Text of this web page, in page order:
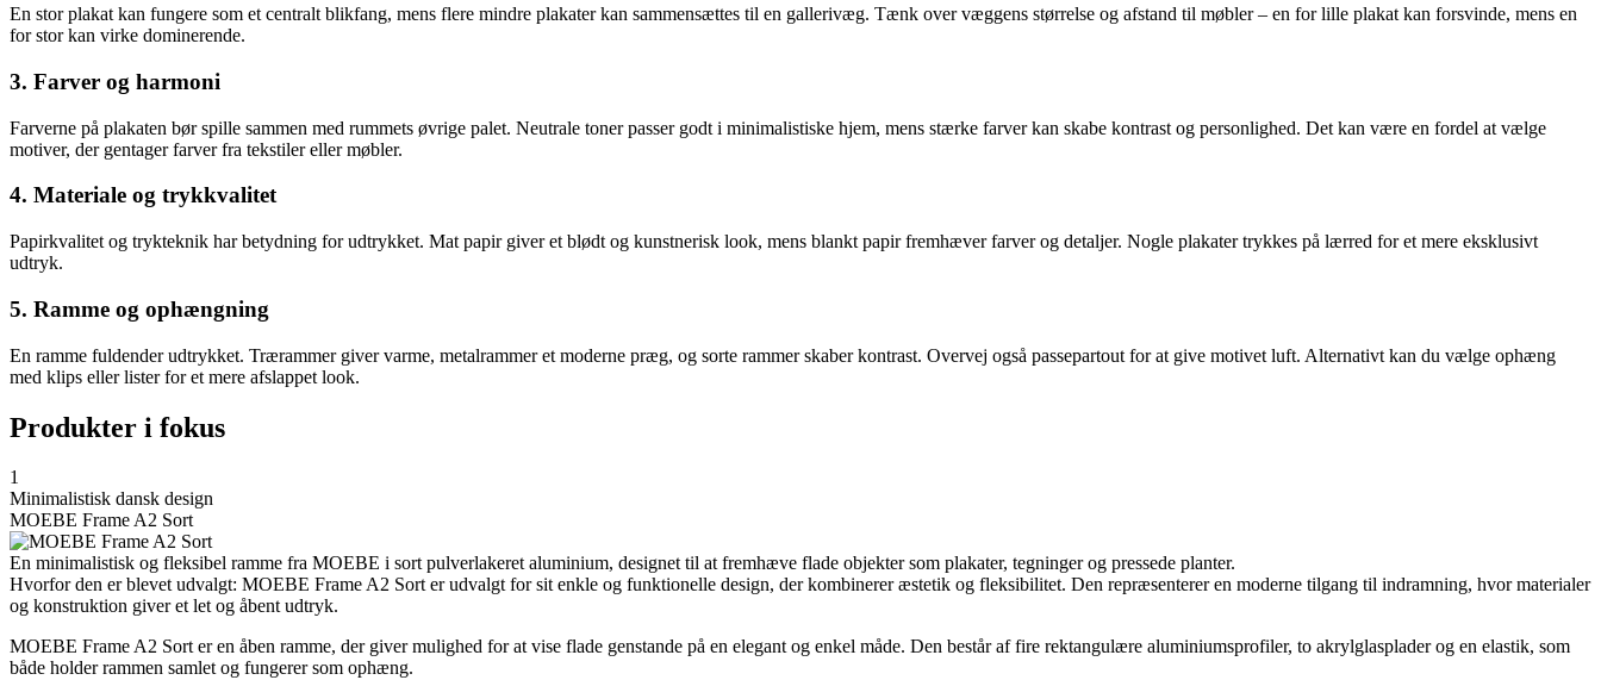
En stor plakat kan fungere som et centralt blikfang, mens flere mindre plakater kan sammensættes til en gallerivæg. Tænk over væggens størrelse og afstand til møbler – en for lille plakat kan forsvinde, mens en
for stor kan virke dominerende.
3. Farver og harmoni
Farverne på plakaten bør spille sammen med rummets øvrige palet. Neutrale toner passer godt i minimalistiske hjem, mens stærke farver kan skabe kontrast og personlighed. Det kan være en fordel at vælge
motiver, der gentager farver fra tekstiler eller møbler.
4. Materiale og trykkvalitet
Papirkvalitet og trykteknik har betydning for udtrykket. Mat papir giver et blødt og kunstnerisk look, mens blankt papir fremhæver farver og detaljer. Nogle plakater trykkes på lærred for et mere eksklusivt
udtryk.
5. Ramme og ophængning
En ramme fuldender udtrykket. Trærammer giver varme, metalrammer et moderne præg, og sorte rammer skaber kontrast. Overvej også passepartout for at give motivet luft. Alternativt kan du vælge ophæng
med klips eller lister for et mere afslappet look.
Produkter i fokus
1
Minimalistisk dansk design
MOEBE Frame A2 Sort
En minimalistisk og fleksibel ramme fra MOEBE i sort pulverlakeret aluminium, designet til at fremhæve flade objekter som plakater, tegninger og pressede planter.
Hvorfor den er blevet udvalgt: MOEBE Frame A2 Sort er udvalgt for sit enkle og funktionelle design, der kombinerer æstetik og fleksibilitet. Den repræsenterer en moderne tilgang til indramning, hvor materialer
og konstruktion giver et let og åbent udtryk.
MOEBE Frame A2 Sort er en åben ramme, der giver mulighed for at vise flade genstande på en elegant og enkel måde. Den består af fire rektangulære aluminiumsprofiler, to akrylglasplader og en elastik, som
både holder rammen samlet og fungerer som ophæng.